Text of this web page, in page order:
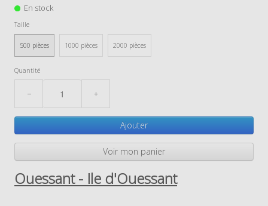
En stock
Taille
500 pièces 1000 pièces 2000 pièces
Quantité
− +
Ajouter
Voir mon panier
Ouessant - Ile d'Ouessant